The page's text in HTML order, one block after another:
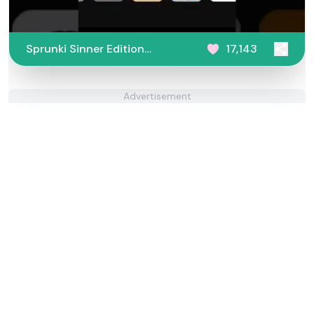
Cookie
Sprunki Sinner Edition
Modded
17,143
Advertisement